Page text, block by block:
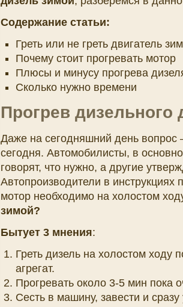
Содержание статьи:
Греть или не греть двигатель
Почему стоит прогревать мотор
Плюсы и минусу прогрева
Сколько нужно времени
Прогрев дизельного
Даже на сегодняшний день вопрос
сегодня. Автомобилисты, в
говорят, что нужно, а другие
Автопроизводители в инструкциях
мотор необходимо на холостом
зимой?
Бытует 3 мнения:
Греть дизель на холостом ходу
агрегат.
Прогревать около 3-5 мин пока
Сесть в машину, завести и сразу